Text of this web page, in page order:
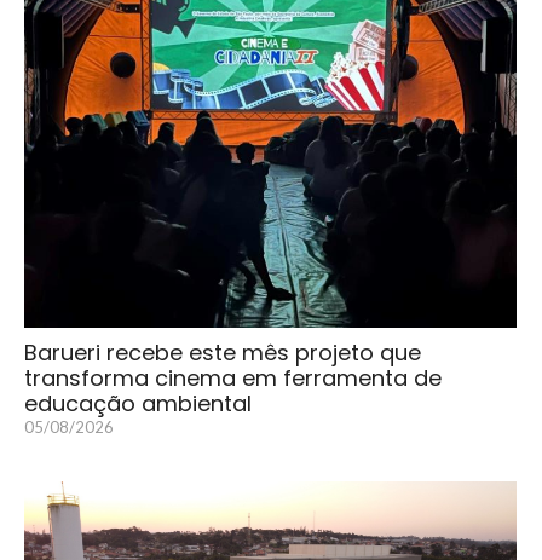
Barueri recebe este mês projeto que
transforma cinema em ferramenta de
educação ambiental
05/08/2026